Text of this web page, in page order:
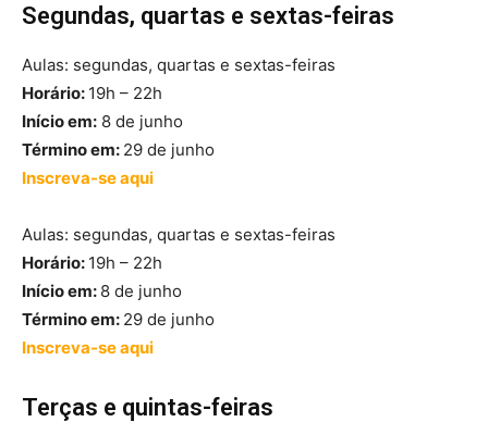
Segundas, quartas e sextas-feiras
Aulas: segundas, quartas e sextas-feiras
Horário: 19h – 22h
Início em: 8 de junho
Término em: 29 de junho
Inscreva-se aqui
Aulas: segundas, quartas e sextas-feiras
Horário: 19h – 22h
Início em: 8 de junho
Término em: 29 de junho
Inscreva-se aqui
Terças e quintas-feiras